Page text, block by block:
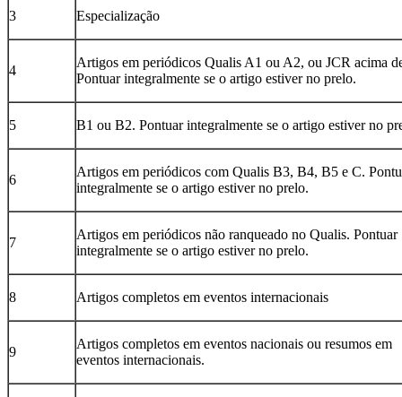
3 Especialização
4
Artigos em periódicos Qualis A1 ou A2, ou JCR acima
Pontuar integralmente se o artigo estiver no prelo.
5 B1 ou B2. Pontuar integralmente se o artigo estiver no
6
Artigos em periódicos com Qualis B3, B4, B5 e C.
integralmente se o artigo estiver no prelo.
7
Artigos em periódicos não ranqueado no Qualis. Pontuar
integralmente se o artigo estiver no prelo.
8 Artigos completos em eventos internacionais
9
Artigos completos em eventos nacionais ou resumos em
eventos internacionais.